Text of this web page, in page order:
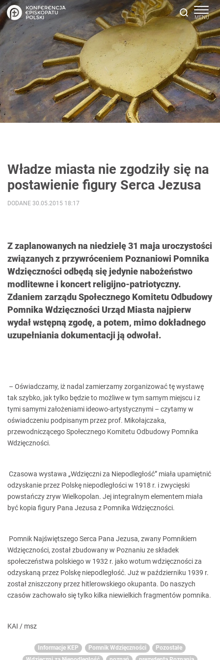
Władze miasta nie zgodziły się na
postawienie figury Serca Jezusa
Z zaplanowanych na niedzielę 31 maja uroczystości
związanych z przywróceniem Poznaniowi Pomnika
Wdzięczności odbędą się jedynie nabożeństwo
modlitewne i koncert religijno-patriotyczny.
Zdaniem zarządu Społecznego Komitetu Odbudowy
Pomnika Wdzięczności Urząd Miasta najpierw
wydał wstępną zgodę, a potem, mimo dokładnego
uzupełniania dokumentacji ją odwołał.
DODANE 30.05.2015 18:17
– Oświadczamy, iż nadal zamierzamy zorganizować tę wystawę
tak szybko, jak tylko będzie to możliwe w tym samym miejscu i z
tymi samymi założeniami ideowo-artystycznymi – czytamy w
oświadczeniu podpisanym przez prof. Mikołajczaka,
przewodniczącego Społecznego Komitetu Odbudowy Pomnika
Wdzięczności.
Czasowa wystawa „Wdzięczni za Niepodległość” miała upamiętnić
odzyskanie przez Polskę niepodległości w 1918 r. i zwycięski
powstańczy zryw Wielkopolan. Jej integralnym elementem miała
być kopia figury Pana Jezusa z Pomnika Wdzięczności.
Pomnik Najświętszego Serca Pana Jezusa, zwany Pomnikiem
Wdzięczności, został zbudowany w Poznaniu ze składek
społeczeństwa polskiego w 1932 r. jako wotum wdzięczności za
odzyskaną przez Polskę niepodległość. Już w październiku 1939 r.
został zniszczony przez hitlerowskiego okupanta. Do naszych
czasów zachowało się tylko kilka niewielkich fragmentów pomnika.
KAI / msz
Informacje KEP Pomnik Wdzięczności
Pozostałe